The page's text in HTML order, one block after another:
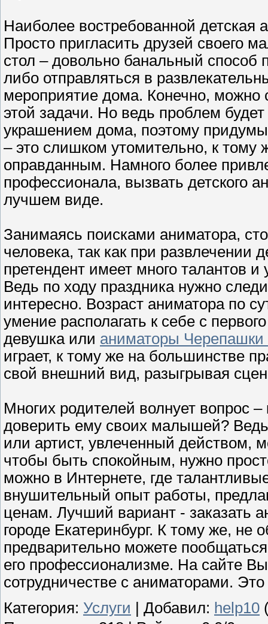
Наиболее востребованной детская
Просто пригласить друзей своего
стол – довольно банальный способ
либо отправляться в
мероприятие дома. Конечно, можно
этой задачи. Но ведь проблем
украшением дома, поэтому
– это слишком утомительно, к тому
оправданным. Намного более
профессионала, вызвать детского
лучшем виде.
Занимаясь поисками аниматора,
человека, так как при развлечении
претендент имеет много талантов
Ведь по ходу праздника нужно
интересно. Возраст аниматора по
умение располагать к себе с
девушка или аниматоры
играет, к тому же на большинстве
свой внешний вид, разыгрывая
Многих родителей волнует вопрос
доверить ему своих малышей? Ведь
или артист, увлеченный действом,
чтобы быть спокойным, нужно
можно в Интернете, где
внушительный опыт работы,
ценам. Лучший вариант - заказать
городе Екатеринбург. К тому же, не
предварительно можете
его профессионализме. На сайте
сотрудничестве с аниматорами.
Категория: Услуги Добавил: help10